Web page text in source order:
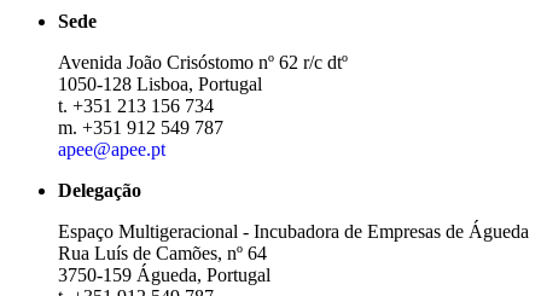
Sede
Avenida João Crisóstomo nº 62 r/c dtº
1050-128 Lisboa, Portugal
t. +351 213 156 734
m. +351 912 549 787
apee@apee.pt
Delegação
Espaço Multigeracional - Incubadora de Empresas de Águeda
Rua Luís de Camões, nº 64
3750-159 Águeda, Portugal